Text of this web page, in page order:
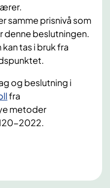
samme prisnivå som
denne beslutningen.
tas i bruk fra
og beslutning i
fra
metoder
2022.